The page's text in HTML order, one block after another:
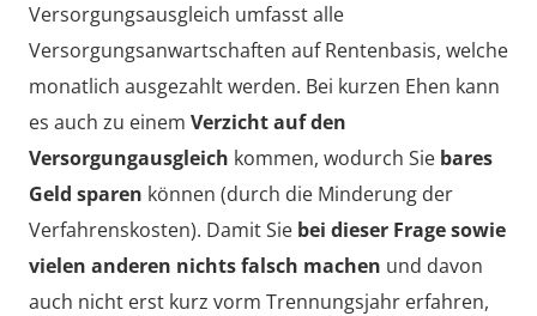
Versorgungsausgleich umfasst alle
Versorgungsanwartschaften auf Rentenbasis, welche
monatlich ausgezahlt werden. Bei kurzen Ehen kann
es auch zu einem Verzicht auf den
Versorgungausgleich kommen, wodurch Sie bares
Geld sparen können (durch die Minderung der
Verfahrenskosten). Damit Sie bei dieser Frage sowie
vielen anderen nichts falsch machen und davon
auch nicht erst kurz vorm Trennungsjahr erfahren,